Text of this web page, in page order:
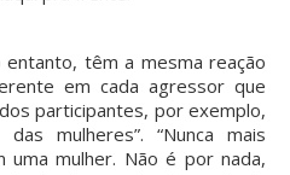
têm a mesma reação
em cada agressor que
participantes, por exemplo,
mulheres”. “Nunca mais
mulher. Não é por nada,